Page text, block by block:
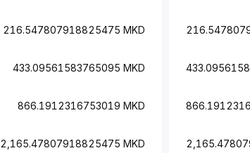
216.547807918825475 MKD
433.09561583765095 MKD
866.1912316753019 MKD
2,165.47807918825475 MKD